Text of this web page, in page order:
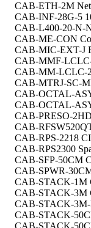
CAB-ETH-2M
CAB-INF-28G-5
CAB-L400-20-N-
CAB-ME-CON
CAB-MIC-EXT-J
CAB-MMF-
CAB-MM-LCLC-
CAB-MTRJ-SC-
CAB-OCTAL-
CAB-OCTAL-
CAB-PRESO-
CAB-
CAB-RPS-2218
CAB-RPS2300
CAB-SFP-50CM
CAB-SPWR-
CAB-STACK-1M
CAB-STACK-3M
CAB-STACK-3M-
CAB-STACK-
CAB-STACK-